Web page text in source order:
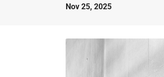
Nov 25, 2025